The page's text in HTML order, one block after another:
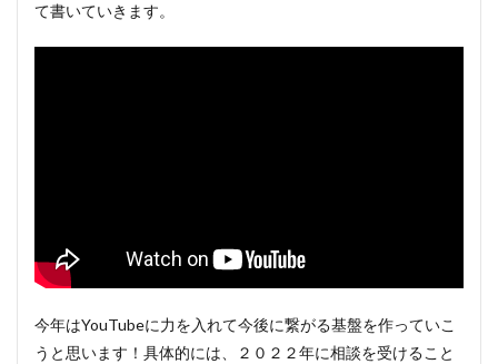
て書いていきます。
今年はYouTubeに力を入れて今後に繋がる基盤を作っていこ
うと思います！具体的には、２０２２年に相談を受けること